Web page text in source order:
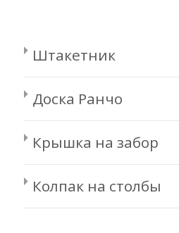
Штакетник
Доска Ранчо
Крышка на забор
Колпак на столбы